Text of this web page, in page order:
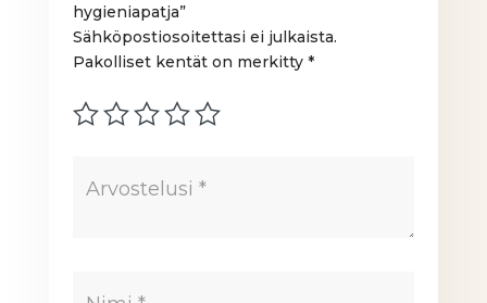
hygieniapatja”
Sähköpostiosoitettasi ei julkaista.
Pakolliset kentät on merkitty*